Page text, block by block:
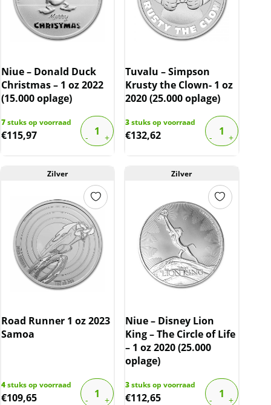
Niue – Donald Duck
Christmas – 1 oz 2022
(15.000 oplage)
7stuks op voorraad
€115,97
Tuvalu – Simpson
Krusty the Clown- 1 oz
2020 (25.000 oplage)
3stuks op voorraad
€132,62
Zilver
Road Runner 1 oz 2023
Samoa
4stuks op voorraad
€109,65
Zilver
Niue – Disney Lion
King – The Circle of Life
– 1 oz 2020 (25.000
oplage)
3stuks op voorraad
€112,65